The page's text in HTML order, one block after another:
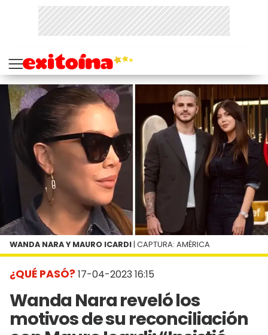
¿QUÉ PASÓ? 17-04-2023 16:15
Wanda Nara reveló los
motivos de su reconciliación
WANDA NARA Y MAURO ICARDI | CAPTURA: AMÉRICA